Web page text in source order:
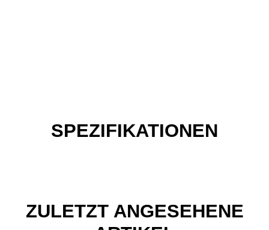
SPEZIFIKATIONEN
ZULETZT ANGESEHENE